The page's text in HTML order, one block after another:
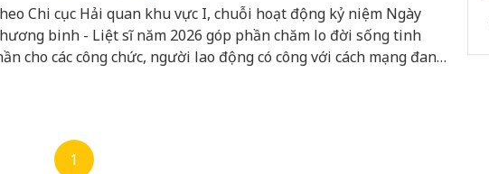
Chi cục Hải quan khu vực I, chuỗi hoạt động kỷ niệm Ngày
binh - Liệt sĩ năm 2026 góp phần chăm lo đời sống tinh
cho các công chức, người lao động có công với cách mạng đang
1